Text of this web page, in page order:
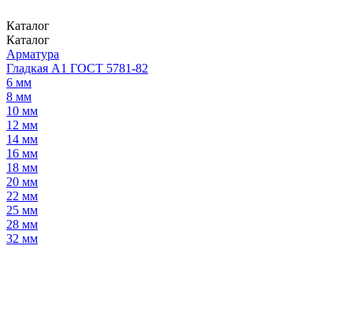
Каталог
Каталог
Арматура
Гладкая А1 ГОСТ 5781-82
6 мм
8 мм
10 мм
12 мм
14 мм
16 мм
18 мм
20 мм
22 мм
25 мм
28 мм
32 мм